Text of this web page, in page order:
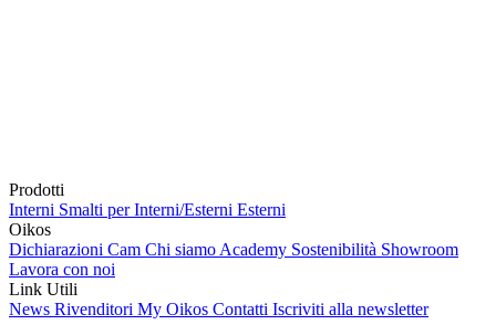
Prodotti
Interni Smalti per Interni/Esterni Esterni
Oikos
Dichiarazioni Cam Chi siamo Academy Sostenibilità Showroom
Lavora con noi
Link Utili
News Rivenditori My Oikos Contatti Iscriviti alla newsletter